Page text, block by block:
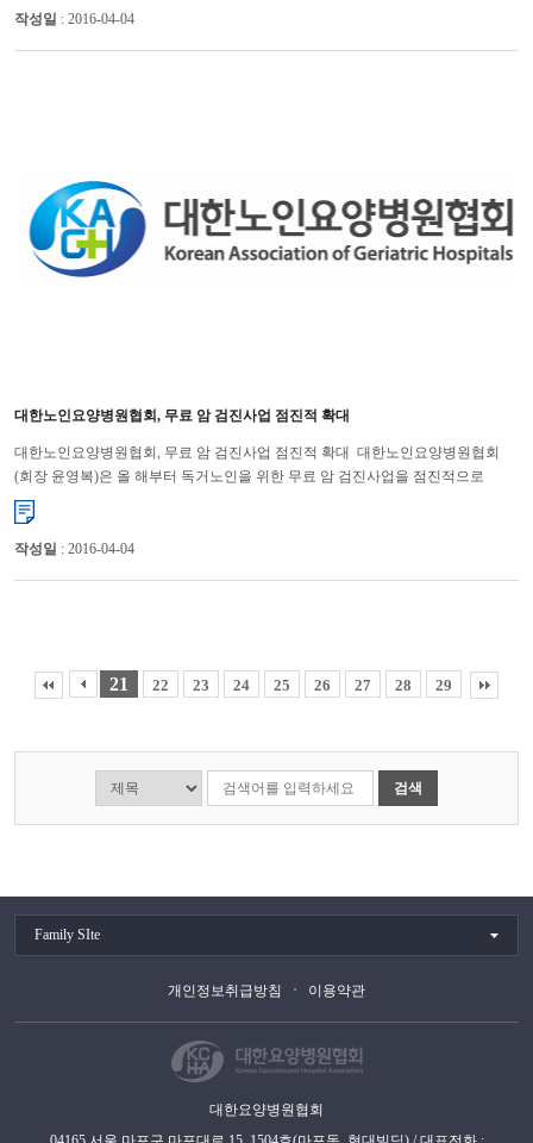
작성일 : 2016-04-04
대한노인요양병원협회, 무료 암 검진사업 점진적 확대
대한노인요양병원협회, 무료 암 검진사업 점진적 확대 대한노인요양병원협회
(회장 윤영복)은 올 해부터 독거노인을 위한 무료 암 검진사업을 점진적으로
확대하기로 하여 큰 호응을 얻고 있다. 작년 사회공헌의...
작성일 : 2016-04-04
21 22 23 24 25 26 27 28 29
검색
Family SIte
개인정보취급방침 이용약관
대한요양병원협회